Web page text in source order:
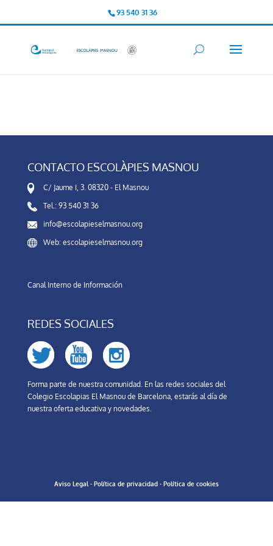
93 540 31 36
CONTACTO ESCOLÀPIES MASNOU
C/ Jaume I, 3. 08320 - El Masnou
Tel.: 93 540 31 36
info@escolapieselmasnou.org
Web: escolapieselmasnou.org
Canal Interno de Información
REDES SOCIALES
Forma parte de nuestra comunidad. En las redes sociales del
Colegio Escolapias El Masnou de Barcelona, estarás al día de
nuestra oferta educativa y novedades.
Aviso Legal - Política de privacidad- Política de cookies